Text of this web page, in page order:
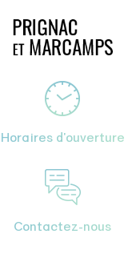
Horaires d'ouverture
Contactez-nous